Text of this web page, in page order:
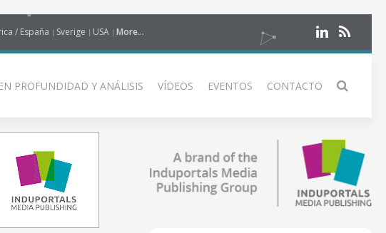
/ España Sverige USA More...
PROFUNDIDAD Y ANÁLISIS VÍDEOS EVENTOS CONTACTO